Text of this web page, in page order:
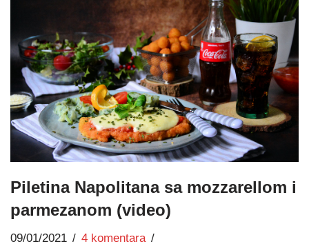
Piletina Napolitana sa mozzarellom i
parmezanom (video)
09/01/2021
4 komentara